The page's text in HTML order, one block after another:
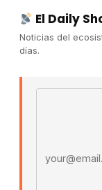
Publicidad
Convocatorias
El Daily
Noticias del
días.